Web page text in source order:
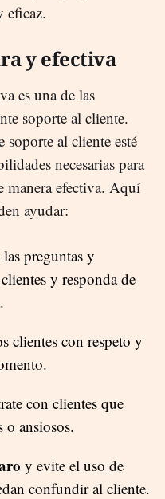
eficaz.
y efectiva
es una de las
soporte al cliente.
soporte al cliente esté
necesarias para
manera efectiva. Aquí
ayudar:
las preguntas y
y responda de
clientes con respeto y
con clientes que
o ansiosos.
y evite el uso de
confundir al cliente.